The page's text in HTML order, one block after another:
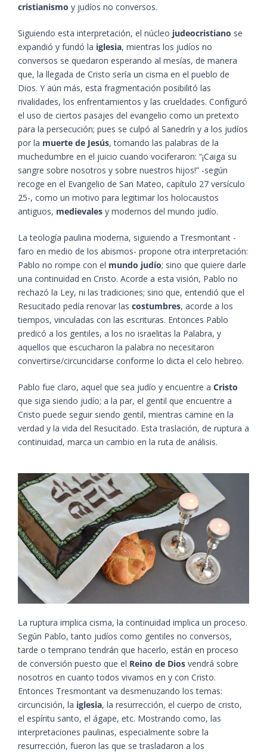
cristianismo y judíos no conversos.
Siguiendo esta interpretación, el núcleo judeocristiano se
expandió y fundó la iglesia, mientras los judíos no
conversos se quedaron esperando al mesías, de manera
que, la llegada de Cristo sería un cisma en el pueblo de
Dios. Y aún más, esta fragmentación posibilitó las
rivalidades, los enfrentamientos y las crueldades. Configuró
el uso de ciertos pasajes del evangelio como un pretexto
para la persecución; pues se culpó al Sanedrín y a los judíos
por la muerte de Jesús, tomando las palabras de la
muchedumbre en el juicio cuando vociferaron: “¡Caiga su
sangre sobre nosotros y sobre nuestros hijos!” -según
recoge en el Evangelio de San Mateo, capítulo 27 versículo
25-, como un motivo para legitimar los holocaustos
antiguos, medievales y modernos del mundo judío.
La teología paulina moderna, siguiendo a Tresmontant -
faro en medio de los abismos- propone otra interpretación:
Pablo no rompe con el mundo judío; sino que quiere darle
una continuidad en Cristo. Acorde a esta visión, Pablo no
rechazó la Ley, ni las tradiciones; sino que, entendió que el
Resucitado pedía renovar las costumbres, acorde a los
tiempos, vinculadas con las escrituras. Entonces Pablo
predicó a los gentiles, a los no israelitas la Palabra, y
aquellos que escucharon la palabra no necesitaron
convertirse/circuncidarse conforme lo dicta el celo hebreo.
Pablo fue claro, aquel que sea judío y encuentre a Cristo
que siga siendo judío; a la par, el gentil que encuentre a
Cristo puede seguir siendo gentil, mientras camine en la
verdad y la vida del Resucitado. Esta traslación, de ruptura a
continuidad, marca un cambio en la ruta de análisis.
La ruptura implica cisma, la continuidad implica un proceso.
Según Pablo, tanto judíos como gentiles no conversos,
tarde o temprano tendrán que hacerlo, están en proceso
de conversión puesto que el Reino de Dios vendrá sobre
nosotros en cuanto todos vivamos en y con Cristo.
Entonces Tresmontant va desmenuzando los temas:
circuncisión, la iglesia, la resurrección, el cuerpo de cristo,
el espíritu santo, el ágape, etc. Mostrando como, las
interpretaciones paulinas, especialmente sobre la
resurrección, fueron las que se trasladaron a los